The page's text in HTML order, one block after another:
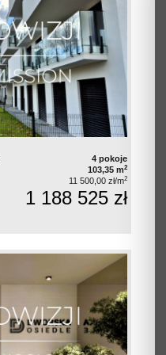
4 pokoje
103,35 m2
11 500,00 zł/m2
1 188 525 zł